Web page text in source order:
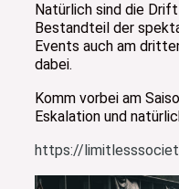
Natürlich sind die
Bestandteil der
Events auch am
dabei.
Komm vorbei am
Eskalation und
https://